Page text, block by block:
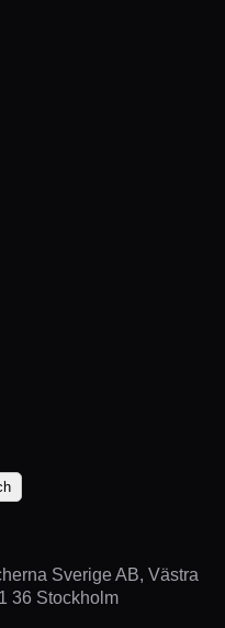
Sverige AB, Västra
36 Stockholm